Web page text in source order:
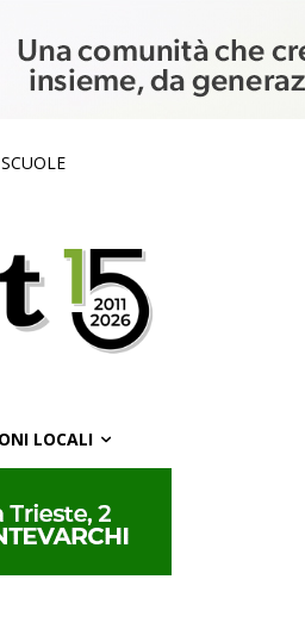
LOCALI